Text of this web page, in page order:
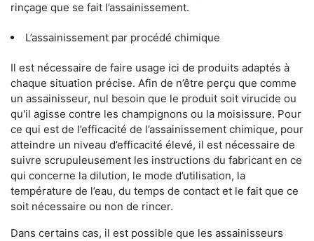
rinçage que se fait l’assainissement.
L’assainissement par procédé chimique
Il est nécessaire de faire usage ici de produits adaptés à
chaque situation précise. Afin de n’être perçu que comme
un assainisseur, nul besoin que le produit soit virucide ou
qu'il agisse contre les champignons ou la moisissure. Pour
ce qui est de l’efficacité de l’assainissement chimique, pour
atteindre un niveau d’efficacité élevé, il est nécessaire de
suivre scrupuleusement les instructions du fabricant en ce
qui concerne la dilution, le mode d’utilisation, la
température de l’eau, du temps de contact et le fait que ce
soit nécessaire ou non de rincer.
Dans certains cas, il est possible que les assainisseurs